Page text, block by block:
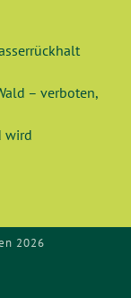
– verboten,
wird
2026